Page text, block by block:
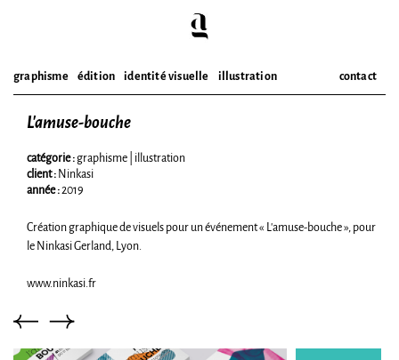
content
graphisme édition identité visuelle illustration contact
L’amuse-bouche
catégorie :graphisme illustration
client :Ninkasi
année :2019
Création graphique de visuels pour un événement « L’amuse-bouche », pour
le Ninkasi Gerland, Lyon.
www.ninkasi.fr